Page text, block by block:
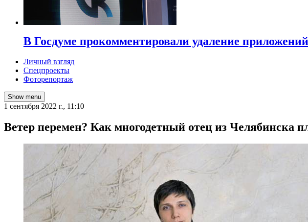
В Госдуме прокомментировали удаление
Личный взгляд
Спецпроекты
Фоторепортаж
Show menu
1 сентября 2022 г., 11:10
Ветер перемен? Как многодетный отец из Челябинска